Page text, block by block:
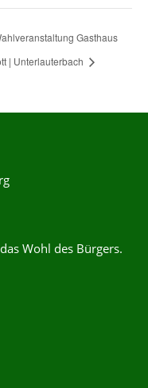
Gasthaus
| Unterlauterbach
Wohl des Bürgers.